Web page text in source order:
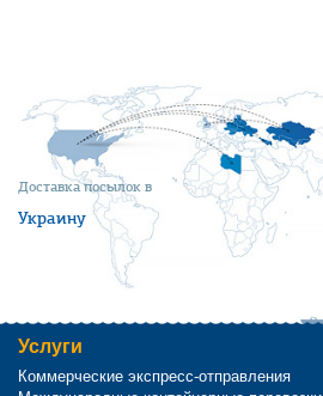
Доставка посылок в
Украину
Услуги
Коммерческие экспресс-отправления